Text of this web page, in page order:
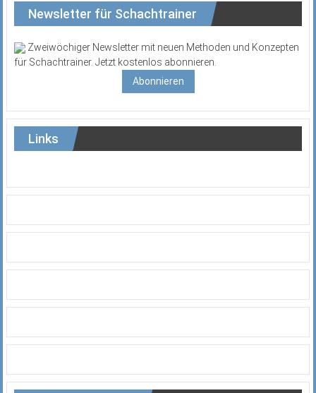
Newsletter für Schachtrainer
Zweiwöchiger Newsletter mit neuen Methoden und Konzepten
für Schachtrainer. Jetzt kostenlos abonnieren.
Abonnieren
Links